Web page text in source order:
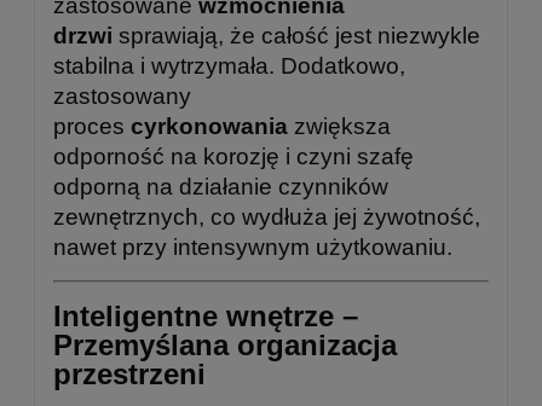
zastosowane wzmocnienia
drzwi sprawiają, że całość jest niezwykle
stabilna i wytrzymała. Dodatkowo,
zastosowany
proces cyrkonowania zwiększa
odporność na korozję i czyni szafę
odporną na działanie czynników
zewnętrznych, co wydłuża jej żywotność,
nawet przy intensywnym użytkowaniu.
Inteligentne wnętrze –
Przemyślana organizacja
przestrzeni